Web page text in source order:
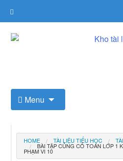
Menu
HOME TÀI LIỆU TIỂU HỌC
BÀI TẬP CỦNG CỐ TOÁN LỚP 1
PHẠM VI 10